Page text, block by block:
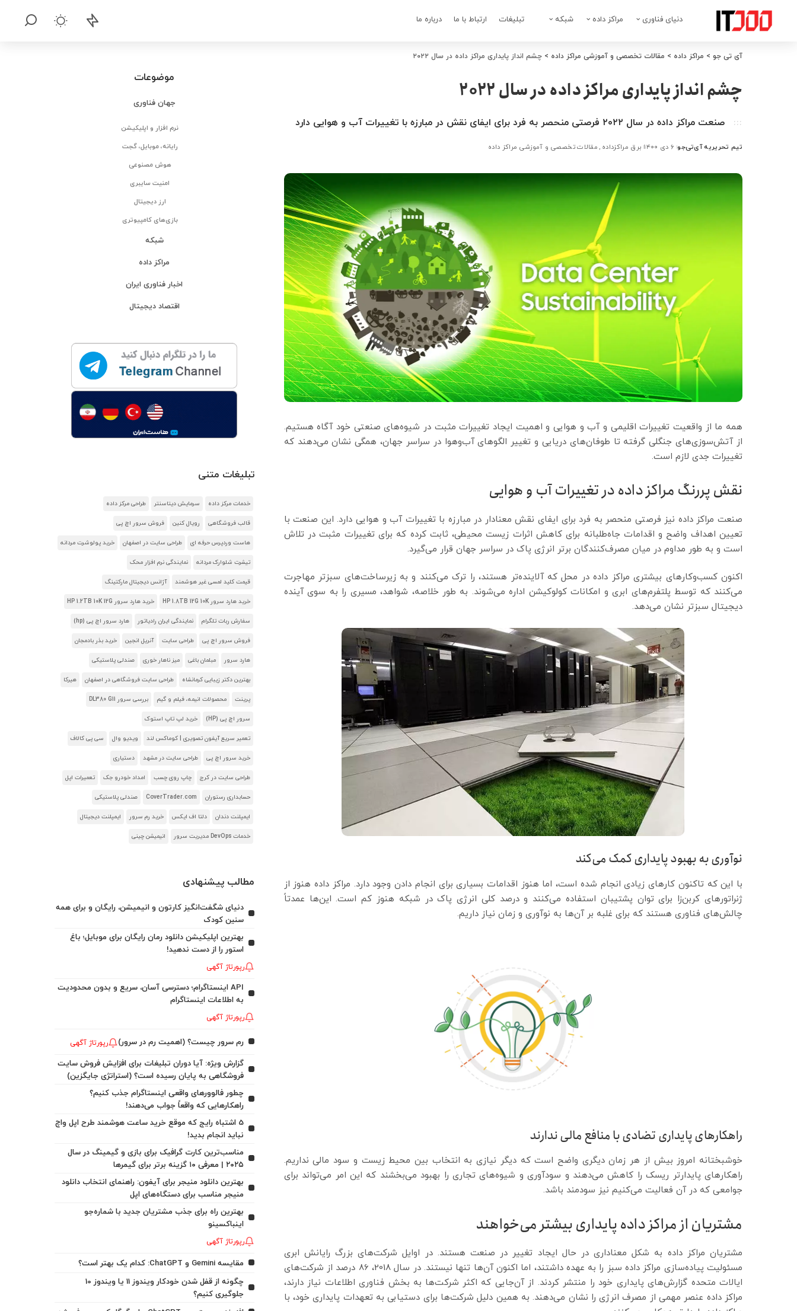
دنیای فناوری مراکز داده شبکه تبلیغات ارتباط با ما درباره ما
آی تی جو > مراکز داده > مقالات تخصصی و آموزشی مراکز داده > چشم انداز پایداری مراکز داده در سال ۲۰۲۲
چشم انداز پایداری مراکز داده در سال ۲۰۲۲
صنعت مراکز داده در سال ۲۰۲۲ فرصتی منحصر به فرد برای ایفای نقش در مبارزه با تغییرات آب و هوایی دارد
ارسال
توسط
تیم تحریریه آی‌تی‌جو ۶ دی ۱۴۰۰ برق مراکزداده مقالات تخصصی و آموزشی مراکز داده
همه ما از واقعیت تغییرات اقلیمی و آب و هوایی و اهمیت ایجاد تغییرات مثبت در شیوه‌های صنعتی خود آگاه هستیم.
از آتش‌سوزی‌های جنگلی گرفته تا طوفان‌های دریایی و تغییر الگوهای آب‌وهوا در سراسر جهان، همگی نشان می‌دهند که
تغییرات جدی لازم است.
نقش پررنگ مراکز داده در تغییرات آب و هوایی
صنعت مراکز داده نیز فرصتی منحصر به فرد برای ایفای نقش معنادار در مبارزه با تغییرات آب و هوایی دارد. این صنعت با
تعیین اهداف واضح و اقدامات جاه‌طلبانه برای کاهش اثرات زیست محیطی، ثابت کرده که برای تغییرات مثبت در تلاش
است و به طور مداوم در میان مصرف‌کنندگان برتر انرژی پاک در سراسر جهان قرار می‌گیرد.
اکنون کسب‌وکارهای بیشتری مراکز داده در محل که آلاینده‌تر هستند، را ترک می‌کنند و به زیرساخت‌های سبزتر مهاجرت
می‌کنند که توسط پلتفرم‌های ابری و امکانات کولوکیشن اداره می‌شوند. به طور خلاصه، شواهد، مسیری را به سوی آینده
دیجیتال سبزتر نشان می‌دهد.
نوآوری به بهبود پایداری کمک می‌کند
با این که تاکنون کارهای زیادی انجام شده است، اما هنوز اقدامات بسیاری برای انجام دادن وجود دارد. مراکز داده هنوز از
ژنراتورهای کربن‌زا برای توان پشتیبان استفاده می‌کنند و درصد کلی انرژی پاک در شبکه هنوز کم است. این‌ها عمدتاً
چالش‌های فناوری هستند که برای غلبه بر آن‌ها به نوآوری و زمان نیاز داریم.
راهکارهای پایداری تضادی با منافع مالی ندارند
خوشبختانه امروز بیش از هر زمان دیگری واضح است که دیگر نیازی به انتخاب بین محیط زیست و سود مالی نداریم.
راهکارهای پایدارتر ریسک‌ را کاهش می‌دهند و سودآوری و شیوه‌های تجاری را بهبود می‌بخشند که این امر می‌تواند برای
جوامعی که در آن فعالیت می‌کنیم نیز سودمند باشد.
مشتریان از مراکز داده پایداری بیشتر می‌خواهند
مشتریان مراکز داده به شکل معناداری در حال ایجاد تغییر در صنعت هستند. در اوایل شرکت‌های بزرگ رایانش ابری
مسئولیت پیاده‌سازی مراکز داده سبز را به عهده داشتند، اما اکنون آن‌ها تنها نیستند. در سال 2018، 86 درصد از شرکت‌های
ایالات متحده گزارش‌های پایداری خود را منتشر کردند. از آن‌جایی که اکثر شرکت‌ها به بخش فناوری اطلاعات نیاز دارند،
مراکز داده عنصر مهمی از مصرف انرژی را نشان می‌دهند. به همین دلیل شرکت‌ها برای دستیابی به تعهدات پایداری خود، با
موضوعات
جهان فناوری
نرم افزار و اپلیکیشن
رایانه، موبایل، گجت
هوش مصنوعی
امنیت سایبری
ارز دیجیتال
بازی‌های کامپیوتری
شبکه
مراکز داده
اخبار فناوری ایران
اقتصاد دیجیتال
تبلیغات متنی
خدمات مرکز داده سرمایش دیتاسنتر طراحی مرکز داده
قالب فروشگاهی رویال کنین فروش سرور اچ پی
هاست وردپرس حرفه ای طراحی سایت در اصفهان خرید پولوشرت مردانه
تیشرت شلوارک مردانه نمایندگی نرم افزار محک
قیمت کلید لمسی غیر هوشمند آژانس دیجیتال مارکتینگ
خرید هارد سرور HP 1.8TB 12G 10K خرید هارد سرور HP 1.2TB 10K 12G
سفارش ربات تلگرام نمایندگی ایران رادیاتور هارد سرور اچ پی (hp)
فروش سرور اچ پی طراحی سایت آنریل انجین خرید بذر بادمجان
هارد سرور مبلمان باغی میز ناهار خوری صندلی پلاستیکی
بهترین دکتر زیبایی کرمانشاه طراحی سایت فروشگاهی در اصفهان هیرکا
پرینت محصولات انیمه، فیلم و گیم بررسی سرور DL380 G11
سرور اچ پی (HP) خرید لپ تاپ استوک
تعمیر سریع آیفون تصویری | کوماکس لند ویدیو وال سی پی کالاف
خرید سرور اچ پی طراحی سایت در مشهد دستیاری
طراحی سایت در کرج چاپ روی چسب امداد خودرو جک تعمیرات اپل
حسابداری رستوران CoverTrader.com صندلی پلاستیکی
ایمپلنت دندان دلتا اف ایکس خرید رم سرور ایمپلنت دیجیتال
خدمات DevOps مدیریت سرور انیمیشن چینی
مطالب پیشنهادی
دنیای شگفت‌انگیز کارتون و انیمیشن، رایگان و برای همه
سنین کودک
بهترین اپلیکیشن دانلود رمان رایگان برای موبایل؛ باغ
استور را از دست ندهید!
رپورتاژ آگهی
API اینستاگرام؛ دسترسی آسان، سریع و بدون محدودیت
به اطلاعات اینستاگرام
رپورتاژ آگهی
رم سرور چیست؟ (اهمیت رم در سرور) رپورتاژ آگهی
گزارش ویژه: آیا دوران تبلیغات برای افزایش فروش سایت
فروشگاهی به پایان رسیده است؟ (استراتژی جایگزین)
چطور فالوورهای واقعی اینستاگرام جذب کنیم؟
راهکارهایی که واقعاً جواب می‌دهند!
5 اشتباه رایج که موقع خرید ساعت هوشمند طرح اپل واچ
نباید انجام بدید!
مناسب‌ترین کارت گرافیک برای بازی و گیمینگ در سال
۲۰۲۵ | معرفی ۱۰ گزینه برتر برای گیمرها
بهترین دانلود منیجر برای آیفون: راهنمای انتخاب دانلود
منیجر مناسب برای دستگاه‌های اپل
بهترین راه برای جذب مشتریان جدید با شماره‌جو
اینباکسینو
رپورتاژ آگهی
مقایسه Gemini و ChatGPT: کدام یک بهتر است؟
چگونه از قفل شدن خودکار ویندوز 11 یا ویندوز 10
جلوگیری کنیم؟